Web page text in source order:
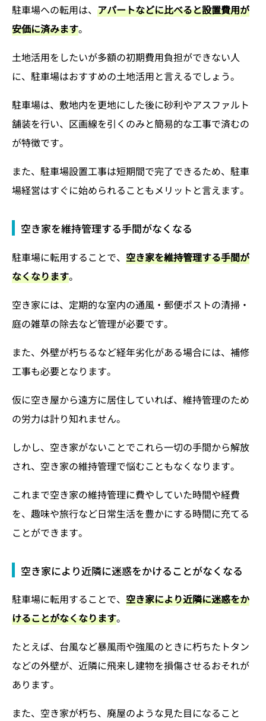
駐車場への転用は、 アパートなどに比べると設置費用が
安価に済みます。
土地活用をしたいが多額の初期費用負担ができない人
に、駐車場はおすすめの土地活用と言えるでしょう。
駐車場は、敷地内を更地にした後に砂利やアスファルト
舗装を行い、区画線を引くのみと簡易的な工事で済むの
が特徴です。
また、駐車場設置工事は短期間で完了できるため、駐車
場経営はすぐに始められることもメリットと言えます。
空き家を維持管理する手間がなくなる
駐車場に転用することで、 空き家を維持管理する手間が
なくなります。
空き家には、定期的な室内の通風・郵便ポストの清掃・
庭の雑草の除去など管理が必要です。
また、外壁が朽ちるなど経年劣化がある場合には、補修
工事も必要となります。
仮に空き屋から遠方に居住していれば、維持管理のため
の労力は計り知れません。
しかし、空き家がないことでこれら一切の手間から解放
され、空き家の維持管理で悩むこともなくなります。
これまで空き家の維持管理に費やしていた時間や経費
を、趣味や旅行など日常生活を豊かにする時間に充てる
ことができます。
空き家により近隣に迷惑をかけることがなくなる
駐車場に転用することで、 空き家により近隣に迷惑をか
けることがなくなります。
たとえば、台風など暴風雨や強風のときに朽ちたトタン
などの外壁が、近隣に飛来し建物を損傷させるおそれが
あります。
また、空き家が朽ち、廃屋のような見た目になること